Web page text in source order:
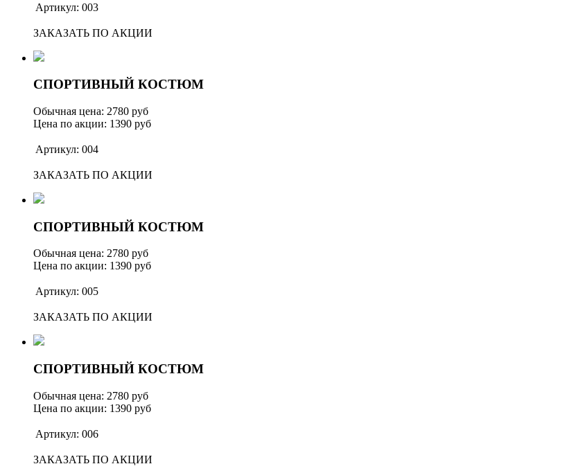
Артикул: 003
ЗАКАЗАТЬ ПО АКЦИИ
СПОРТИВНЫЙ КОСТЮМ
Обычная цена: 2780 руб
Цена по акции: 1390 руб
Артикул: 004
ЗАКАЗАТЬ ПО АКЦИИ
СПОРТИВНЫЙ КОСТЮМ
Обычная цена: 2780 руб
Цена по акции: 1390 руб
Артикул: 005
ЗАКАЗАТЬ ПО АКЦИИ
СПОРТИВНЫЙ КОСТЮМ
Обычная цена: 2780 руб
Цена по акции: 1390 руб
Артикул: 006
ЗАКАЗАТЬ ПО АКЦИИ